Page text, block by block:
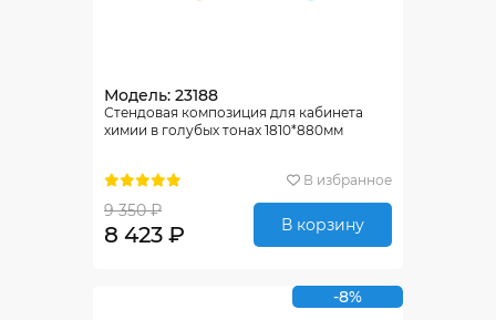
Модель: 23188
Стендовая композиция для кабинета
химии в голубых тонах 1810*880мм
В избранное
9 350 ₽
8 423 ₽ В корзину
-8%